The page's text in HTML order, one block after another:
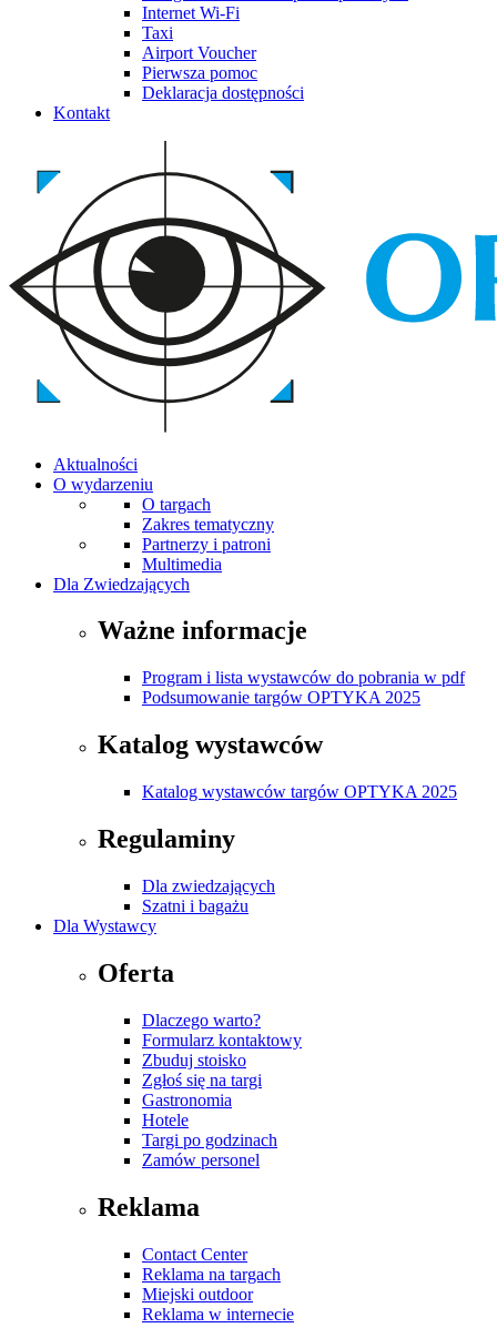
Internet Wi-Fi
Taxi
Airport Voucher
Pierwsza pomoc
Deklaracja dostępności
Kontakt
Aktualności
O wydarzeniu
O targach
Zakres tematyczny
Partnerzy i patroni
Multimedia
Dla Zwiedzających
Ważne informacje
Program i lista wystawców do pobrania w pdf
Podsumowanie targów OPTYKA 2025
Katalog wystawców
Katalog wystawców targów OPTYKA 2025
Regulaminy
Dla zwiedzających
Szatni i bagażu
Dla Wystawcy
Oferta
Dlaczego warto?
Formularz kontaktowy
Zbuduj stoisko
Zgłoś się na targi
Gastronomia
Hotele
Targi po godzinach
Zamów personel
Reklama
Contact Center
Reklama na targach
Miejski outdoor
Reklama w internecie